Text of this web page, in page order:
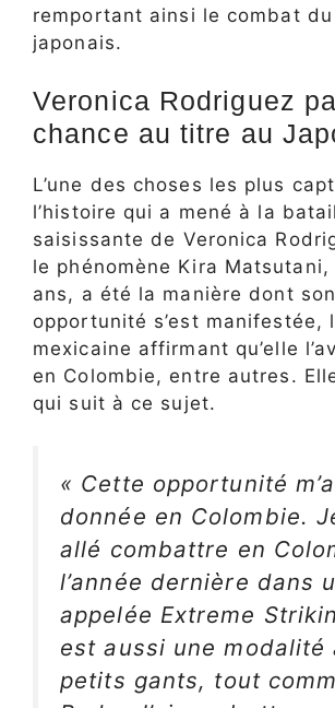
remportant ainsi le combat du
japonais.
Veronica Rodriguez
chance au titre au
L’une des choses les plus
l’histoire qui a mené à la
saisissante de Veronica
le phénomène Kira Matsutani,
ans, a été la manière dont son
opportunité s’est manifestée,
mexicaine affirmant qu’elle
en Colombie, entre autres.
qui suit à ce sujet.
« Cette opportunité
donnée en Colombie.
allé combattre en
l’année dernière dans
appelée Extreme
est aussi une modalité
petits gants, tout